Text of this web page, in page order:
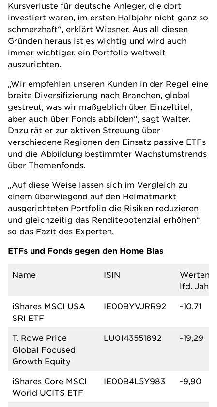
Kursverluste für deutsche Anleger, die dort
investiert waren, im ersten Halbjahr nicht ganz so
schmerzhaft“, erklärt Wiesner. Aus all diesen
Gründen heraus ist es wichtig und wird auch
immer wichtiger, ein Portfolio weltweit
auszurichten.
„Wir empfehlen unseren Kunden in der Regel eine
breite Diversifizierung nach Branchen, global
gestreut, was wir maßgeblich über Einzeltitel,
aber auch über Fonds abbilden“, sagt Walter.
Dazu rät er zur aktiven Streuung über
verschiedene Regionen den Einsatz passive ETFs
und die Abbildung bestimmter Wachstumstrends
über Themenfonds.
„Auf diese Weise lassen sich im Vergleich zu
einem überwiegend auf den Heimatmarkt
ausgerichteten Portfolio die Risiken reduzieren
und gleichzeitig das Renditepotenzial erhöhen“,
so das Fazit des Experten.
ETFs und Fonds gegen den Home Bias
Name ISIN
lfd. Jahr
iShares MSCI USA
SRI ETF
IE00BYVJRR92 -10,71
T. Rowe Price
Global Focused
Growth Equity
LU0143551892 -19,29
iShares Core MSCI
World UCITS ETF
IE00B4L5Y983 -9,90